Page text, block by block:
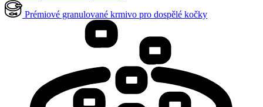
Prémiové granulované krmivo pro dospělé kočky